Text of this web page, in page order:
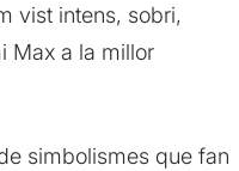
vist intens, sobri,
Max a la millor
simbolismes que fan